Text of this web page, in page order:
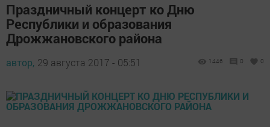
Праздничный концерт ко Дню
Республики и образования
Дрожжановского района
автор, 29 августа 2017 - 05:51 1446 0 0